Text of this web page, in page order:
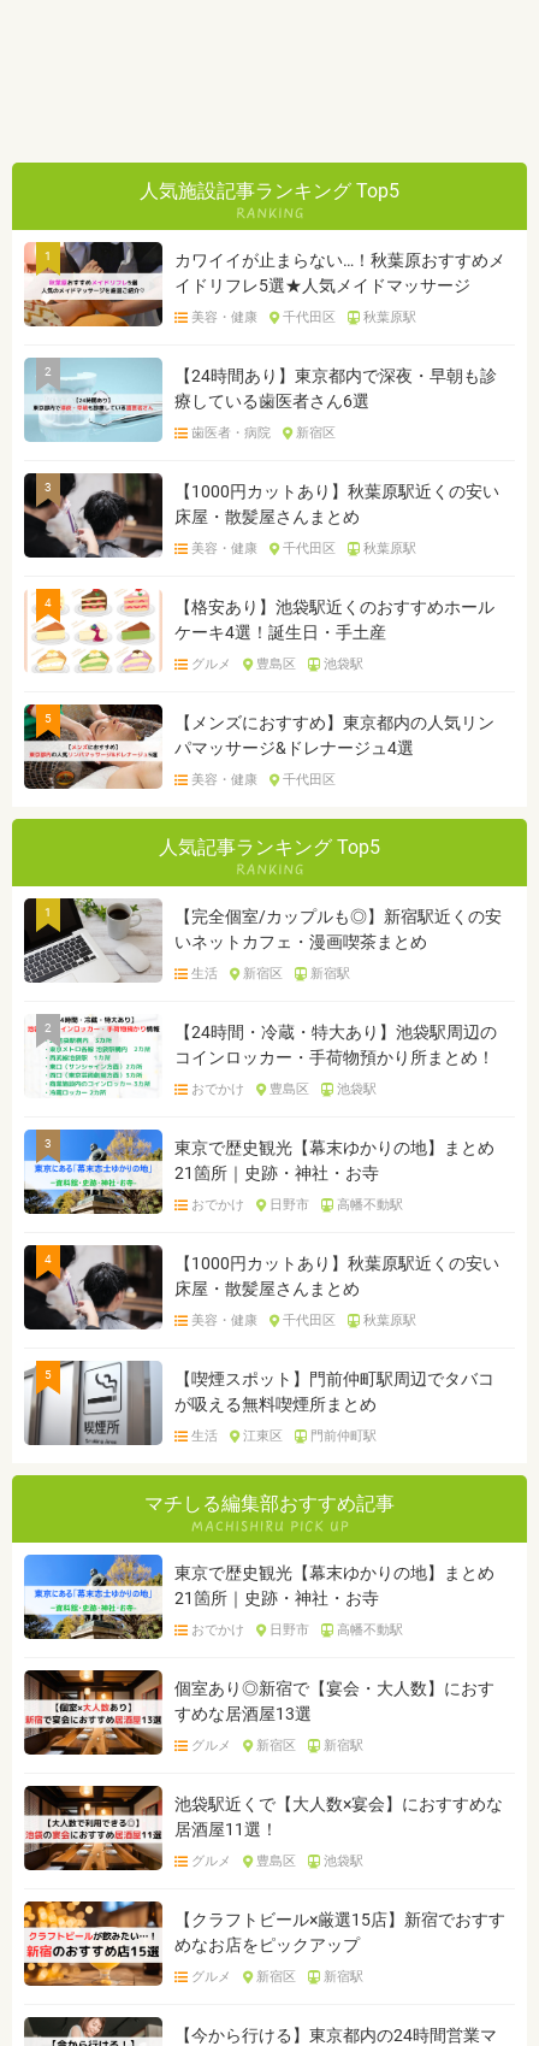
人気施設記事ランキング Top5
1
カワイイが止まらない…！秋葉原おすすめメ
イドリフレ5選★人気メイドマッサージ
美容・健康 千代田区 秋葉原駅
2
【24時間あり】東京都内で深夜・早朝も診
療している歯医者さん6選
歯医者・病院 新宿区
3
【1000円カットあり】秋葉原駅近くの安い
床屋・散髪屋さんまとめ
美容・健康 千代田区 秋葉原駅
4
【格安あり】池袋駅近くのおすすめホール
ケーキ4選！誕生日・手土産
グルメ 豊島区 池袋駅
5
【メンズにおすすめ】東京都内の人気リン
パマッサージ&ドレナージュ4選
美容・健康 千代田区
人気記事ランキング Top5
1
【完全個室/カップルも◎】新宿駅近くの安
いネットカフェ・漫画喫茶まとめ
生活 新宿区 新宿駅
2
【24時間・冷蔵・特大あり】池袋駅周辺の
コインロッカー・手荷物預かり所まとめ！
おでかけ 豊島区 池袋駅
3
東京で歴史観光【幕末ゆかりの地】まとめ
21箇所｜史跡・神社・お寺
おでかけ 日野市 高幡不動駅
4
【1000円カットあり】秋葉原駅近くの安い
床屋・散髪屋さんまとめ
美容・健康 千代田区 秋葉原駅
5
【喫煙スポット】門前仲町駅周辺でタバコ
が吸える無料喫煙所まとめ
生活 江東区 門前仲町駅
マチしる編集部おすすめ記事
東京で歴史観光【幕末ゆかりの地】まとめ
21箇所｜史跡・神社・お寺
おでかけ 日野市 高幡不動駅
個室あり◎新宿で【宴会・大人数】におす
すめな居酒屋13選
グルメ 新宿区 新宿駅
池袋駅近くで【大人数×宴会】におすすめな
居酒屋11選！
グルメ 豊島区 池袋駅
【クラフトビール×厳選15店】新宿でおすす
めなお店をピックアップ
グルメ 新宿区 新宿駅
【今から行ける】東京都内の24時間営業マ